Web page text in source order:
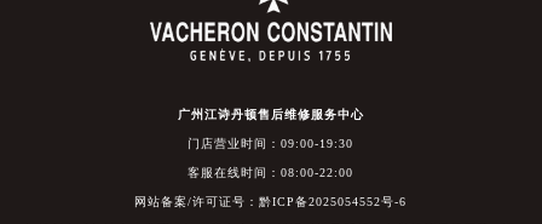
广州江诗丹顿售后维修服务中心
门店营业时间：09:00-19:30
客服在线时间：08:00-22:00
网站备案/许可证号：黔ICP备2025054552号-6